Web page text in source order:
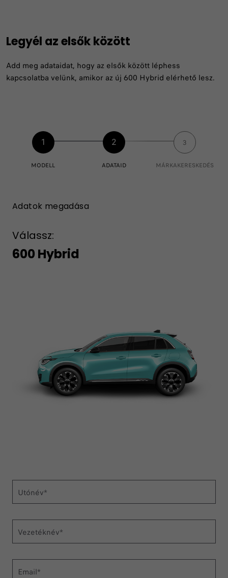
Legyél az elsők között
Add meg adataidat, hogy az elsők között léphess
kapcsolatba velünk, amikor az új 600 Hybrid elérhető lesz.
1
MODELL
2
ADATAID
3
MÁRKAKERESKEDÉS
Adatok megadása
Válassz:
600 Hybrid
Utónév*
Vezetéknév*
Email*